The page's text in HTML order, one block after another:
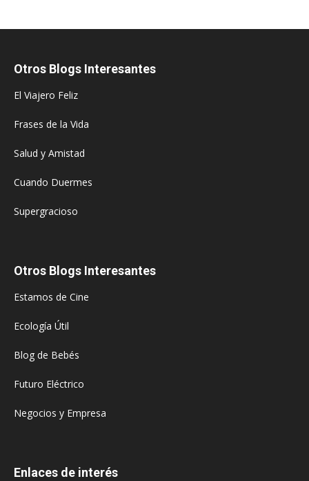
Otros Blogs Interesantes
El Viajero Feliz
Frases de la Vida
Salud y Amistad
Cuando Duermes
Supergracioso
Otros Blogs Interesantes
Estamos de Cine
Ecología Útil
Blog de Bebés
Futuro Eléctrico
Negocios y Empresa
Enlaces de interés